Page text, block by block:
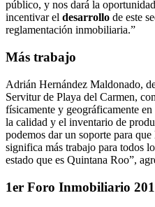
público, y nos dará la
incentivar el desarrollo de este
reglamentación inmobiliaria.”
Más trabajo
Adrián Hernández Maldonado,
Servitur de Playa del Carmen,
físicamente y geográficamente
la calidad y el inventario de
podemos dar un soporte para
significa más trabajo para todos
estado que es Quintana Roo”,
1er Foro Inmobiliario